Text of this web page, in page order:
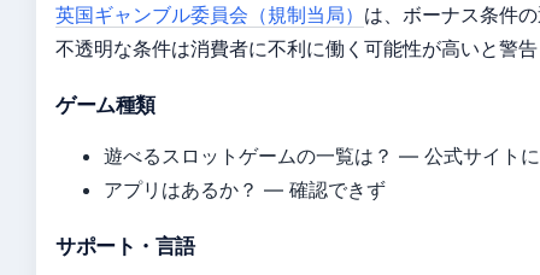
英国ギャンブル委員会（規制当局） は、ボーナス条件
不透明な条件は消費者に不利に働く可能性が高いと警
ゲーム種類
遊べるスロットゲームの一覧は？ — 公式サイト
アプリはあるか？ — 確認できず
サポート・言語